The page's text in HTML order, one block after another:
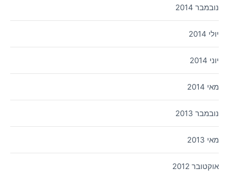
נובמבר 2014
יולי 2014
יוני 2014
מאי 2014
נובמבר 2013
מאי 2013
אוקטובר 2012